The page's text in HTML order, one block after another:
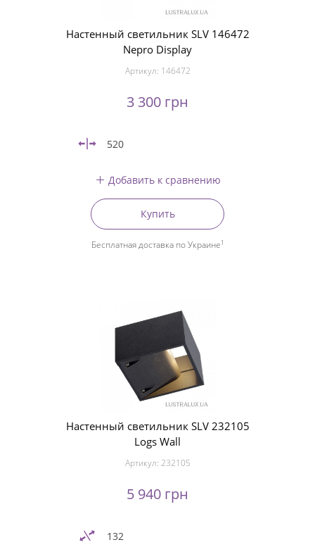
Настенный светильник SLV 146472
Nepro Display
Артикул: 146472
3 300 грн
520
Добавить к сравнению
Купить
Бесплатная доставка по Украине1
Настенный светильник SLV 232105
Logs Wall
Артикул: 232105
5 940 грн
132